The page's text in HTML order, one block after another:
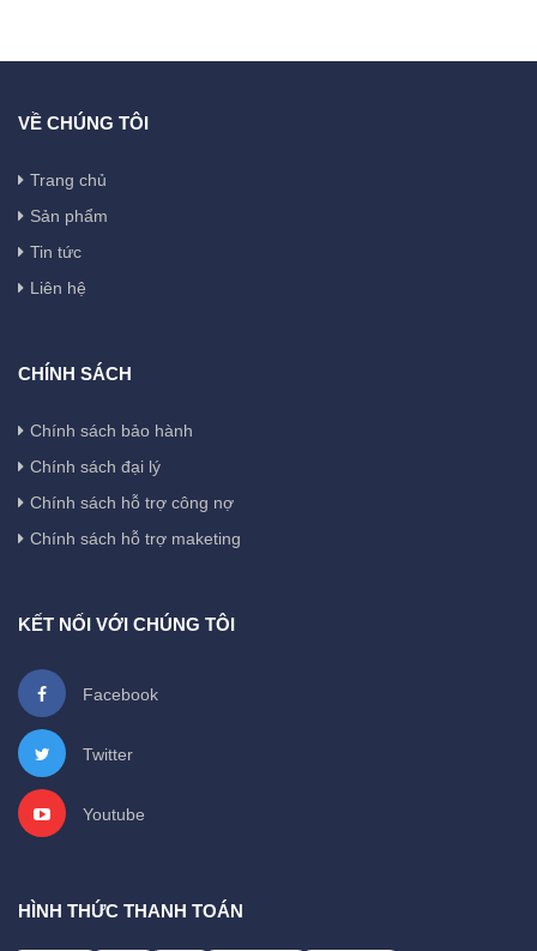
VỀ CHÚNG TÔI
Trang chủ
Sản phẩm
Tin tức
Liên hệ
CHÍNH SÁCH
Chính sách bảo hành
Chính sách đại lý
Chính sách hỗ trợ công nợ
Chính sách hỗ trợ maketing
KẾT NỐI VỚI CHÚNG TÔI
Facebook
Twitter
Youtube
HÌNH THỨC THANH TOÁN